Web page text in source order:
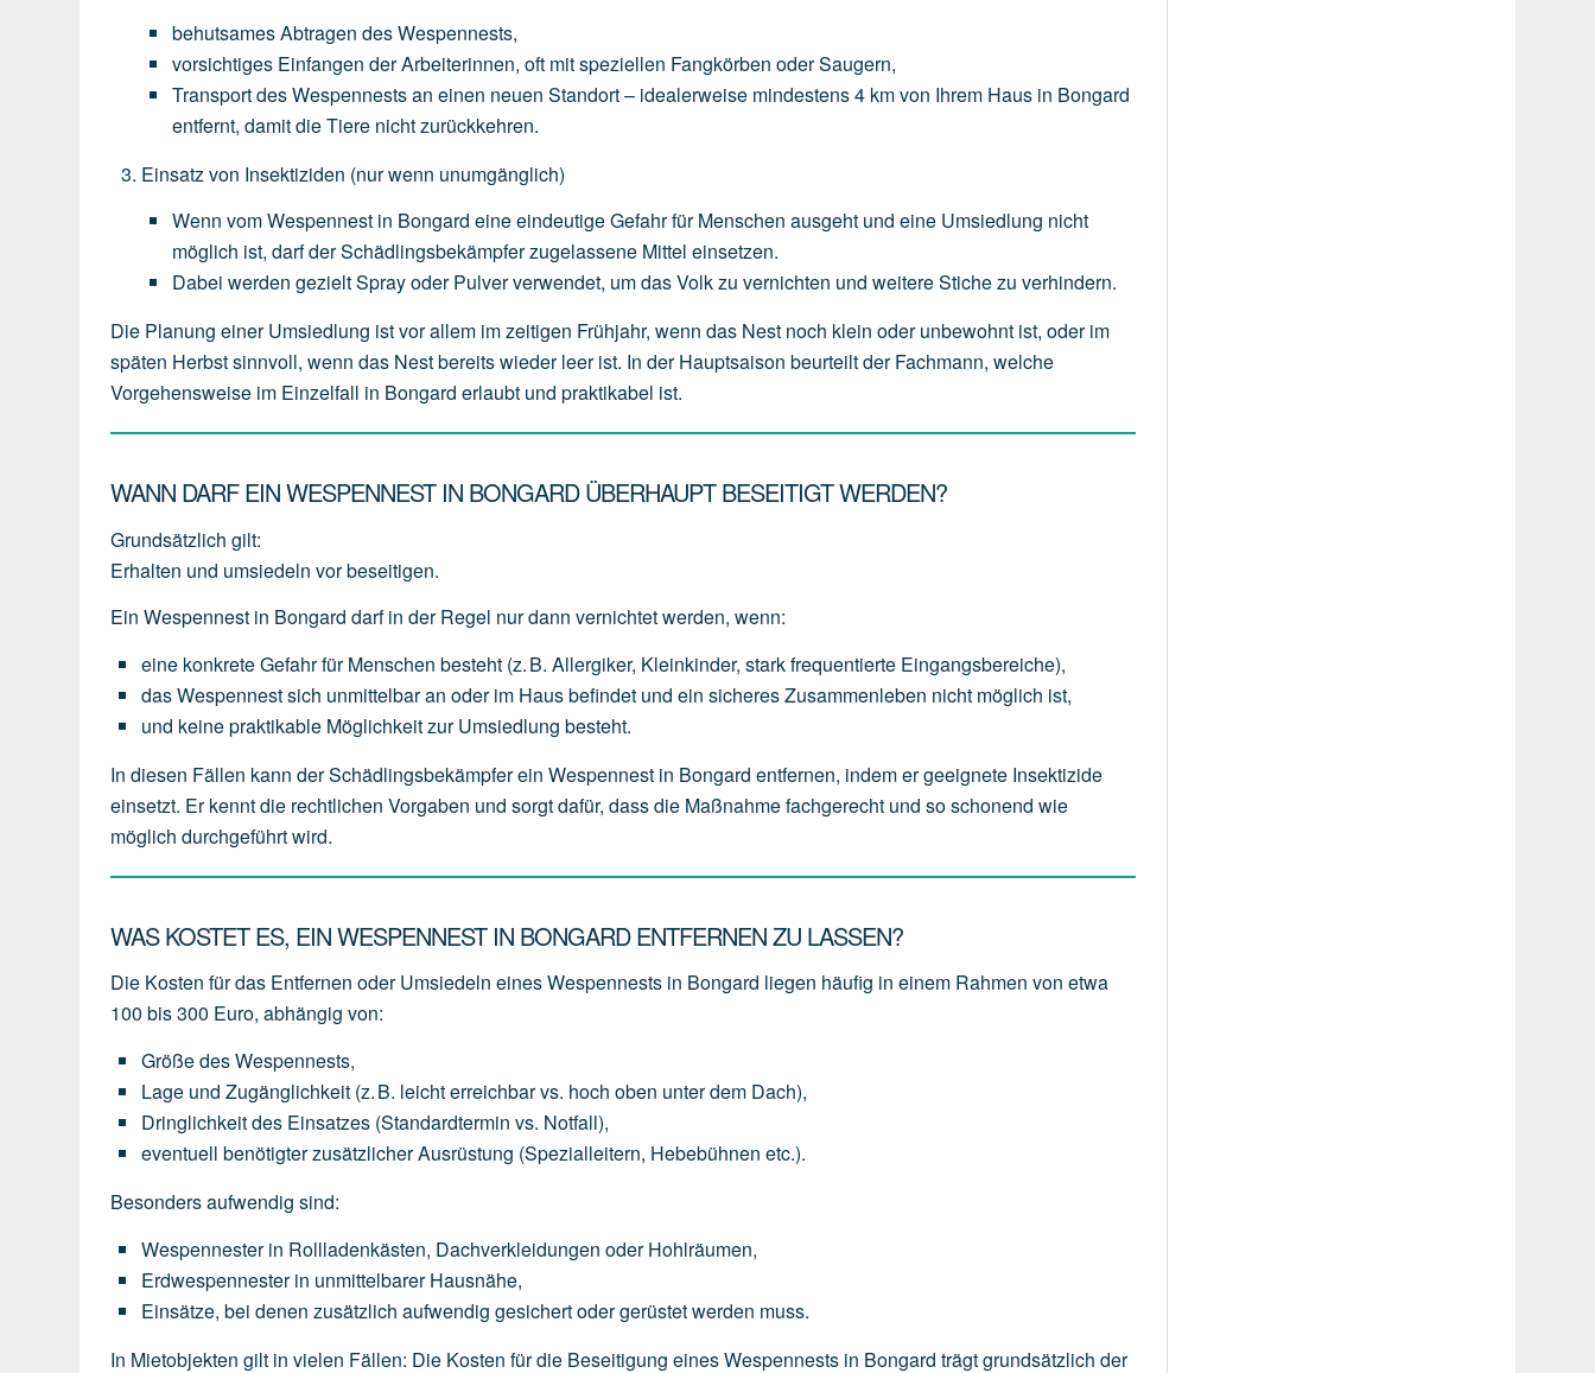
behutsamesAbtragen desWespennests,
vorsichtiges Einfangen derArbeiterinnen, oft mitspeziellen Fangkörben oderSaugern,
TransportdesWespennestsan einen neuen Standort– idealerweise mindestens4 kmvon Ihrem Haus in Bongard
entfernt, damitdieTiere nichtzurückkehren.
Einsatz von Insektiziden (nurwenn unumgänglich)
Wenn vomWespennest in Bongard eineeindeutigeGefahrfür Menschen ausgeht und eine Umsiedlung nicht
möglich ist, darfderSchädlingsbekämpferzugelassene Mittel einsetzen.
Dabei werden gezieltSprayoder Pulververwendet, umdasVolkzu vernichten und weitereStichezu verhindern.
Die Planung einer Umsiedlung ist vor allem im zeitigen Frühjahr, wenn das Nest noch klein oder unbewohnt ist, oder im
späten Herbst sinnvoll, wenn das Nest bereits wieder leer ist. In der Hauptsaison beurteilt der Fachmann, welche
Vorgehensweise im Einzelfall in Bongard erlaubt und praktikabel ist.
WANN DARF EIN WESPENNEST IN BONGARD ÜBERHAUPT BESEITIGT WERDEN?
Grundsätzlich gilt:
Erhalten und umsiedeln vor beseitigen.
Ein Wespennest in Bongard darf in der Regel nur dann vernichtet werden, wenn:
eine konkrete Gefahr für Menschen besteht (z.B. Allergiker, Kleinkinder, starkfrequentierte Eingangsbereiche),
dasWespennestsich unmittelbar an oder im Hausbefindet und ein sicheresZusammenleben nicht möglich ist,
und keinepraktikable Möglichkeitzur Umsiedlung besteht.
In diesen Fällen kann der Schädlingsbekämpfer ein Wespennest in Bongard entfernen, indem er geeignete Insektizide
einsetzt. Er kennt die rechtlichen Vorgaben und sorgt dafür, dass die Maßnahme fachgerecht und so schonend wie
möglich durchgeführt wird.
WAS KOSTET ES, EIN WESPENNEST IN BONGARD ENTFERNEN ZU LASSEN?
Die Kosten für das Entfernen oder Umsiedeln eines Wespennests in Bongard liegen häufig in einem Rahmen vonetwa
100 bis 300 Euro, abhängig von:
Größe des Wespennests,
Lage und Zugänglichkeit (z.B. leichterreichbarvs. hoch oben unterdem Dach),
Dringlichkeit des Einsatzes (Standardtermin vs. Notfall),
eventuell benötigterzusätzlicher Ausrüstung (Spezialleitern, Hebebühnen etc.).
Besonders aufwendig sind:
Wespennester in Rollladenkästen, Dachverkleidungen oder Hohlräumen,
Erdwespennester in unmittelbarer Hausnähe,
Einsätze, bei denen zusätzlich aufwendig gesichertodergerüstetwerden muss.
In Mietobjekten gilt in vielen Fällen: Die Kosten für die Beseitigung eines Wespennests in Bongard trägt grundsätzlich der